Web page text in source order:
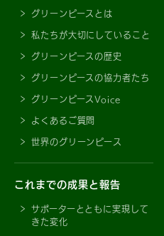
グリーンピースとは
私たちが大切にしていること
グリーンピースの歴史
グリーンピースの協力者たち
グリーンピースVoice
よくあるご質問
世界のグリーンピース
これまでの成果と報告
サポーターとともに実現して
きた変化